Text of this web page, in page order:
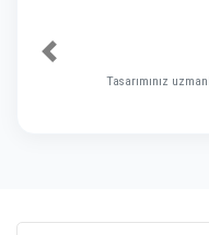
Tasarımınız
Önceki